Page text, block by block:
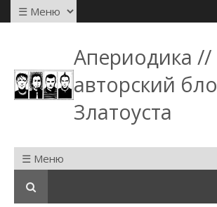
Апериодика //
авторский
Златоуста